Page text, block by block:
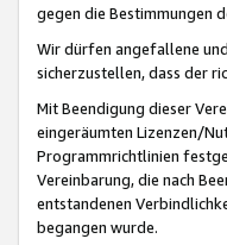
gegen die Bestimmungen
Wir dürfen angefallene
sicherzustellen, dass der
Mit Beendigung dieser
eingeräumten Lizenzen/
Programmrichtlinien
Vereinbarung, die nach
entstandenen
begangen wurde.